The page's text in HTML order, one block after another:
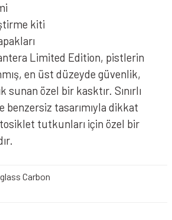
kiti
Limited Edition, pistlerin
en üst düzeyde güvenlik,
sunan özel bir kasktır. Sınırlı
benzersiz tasarımıyla dikkat
tutkunları için özel bir
Carbon